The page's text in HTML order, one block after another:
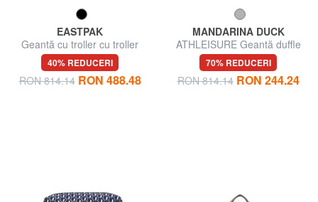
EASTPAK
Geantă cu troller cu troller
CONTAINER 85
40% REDUCERI
RON 814.14 RON 488.48
MANDARINA DUCK
ATHLEISURE Geantă duffle
cu curea de umăr
70% REDUCERI
RON 814.14 RON 244.24